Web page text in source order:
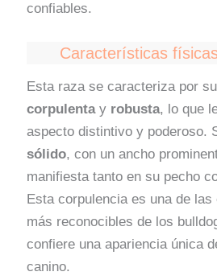
confiables.
Características
Esta raza se caracteriza por
corpulentay robusta, lo que
aspecto distintivo y poderoso.
sólido, con un ancho
manifiesta tanto en su pecho
Esta corpulencia es una de
más reconocibles de los
confiere una apariencia única
canino.